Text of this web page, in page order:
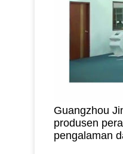
Guangzhou
produsen
pengalaman